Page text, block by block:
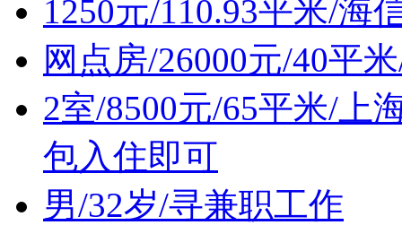
1250元/110.93平米/海
网点房/26000元/40平
2室/8500元/65平米/上
包入住即可
男/32岁/寻兼职工作